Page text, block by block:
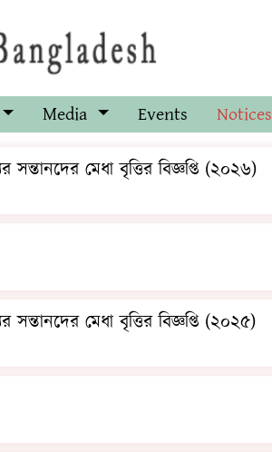
Media Events Notices
মেধা বৃত্তির বিজ্ঞপ্তি (২০২৬)
মেধা বৃত্তির বিজ্ঞপ্তি (২০২৫)